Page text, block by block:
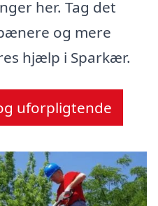
her. Tag det
og mere
hjælp i Sparkær.
uforpligtende